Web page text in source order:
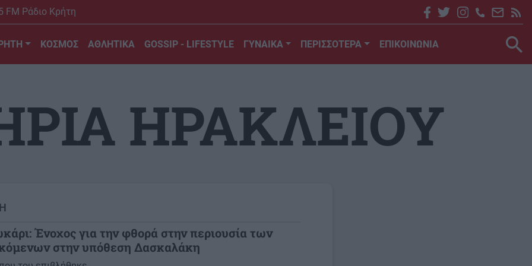
FM Ράδιο Κρήτη
ΚΟΣΜΟΣ ΑΘΛΗΤΙΚΑ GOSSIP - LIFESTYLE ΓΥΝΑΙΚΑ ΠΕΡΙΣΣΟΤΕΡΑ ΕΠΙΚΟΙΝΩΝΙΑ
ΗΡΑΚΛΕΙΟΥ
Ένοχος για την φθορά στην περιουσία των
στην υπόθεση Δασκαλάκη